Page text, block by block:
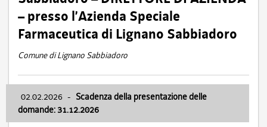
– presso l’Azienda Speciale
Farmaceutica di Lignano Sabbiadoro
Comune di Lignano Sabbiadoro
02.02.2026 - Scadenza della presentazione delle
domande: 31.12.2026